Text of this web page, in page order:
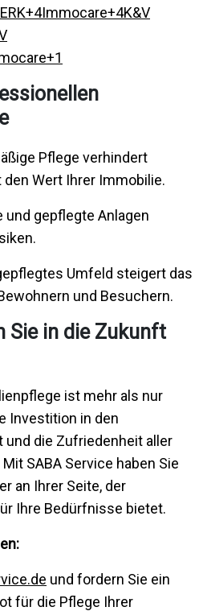
Pflege verhindert
den Wert Ihrer Immobilie.
und gepflegte Anlagen
Umfeld steigert das
und Besuchern.
Sie in die Zukunft
ist mehr als nur
Investition in den
und die Zufriedenheit aller
SABA Service haben Sie
an Ihrer Seite, der
Ihre Bedürfnisse bietet.
und fordern Sie ein
für die Pflege Ihrer